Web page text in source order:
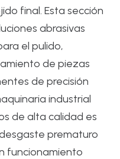
final. Esta sección
abrasivas
el pulido,
de piezas
de precisión
industrial
de alta calidad es
prematuro
funcionamiento